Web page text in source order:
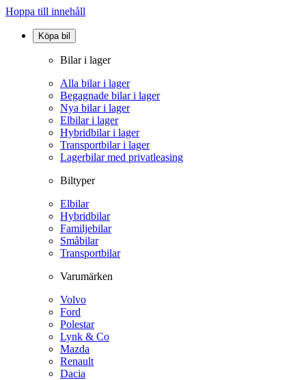
Hoppa till innehåll
Köpa bil
Bilar i lager
Alla bilar i lager
Begagnade bilar i lager
Nya bilar i lager
Elbilar i lager
Hybridbilar i lager
Transportbilar i lager
Lagerbilar med privatleasing
Biltyper
Elbilar
Hybridbilar
Familjebilar
Småbilar
Transportbilar
Varumärken
Volvo
Ford
Polestar
Lynk & Co
Mazda
Renault
Dacia